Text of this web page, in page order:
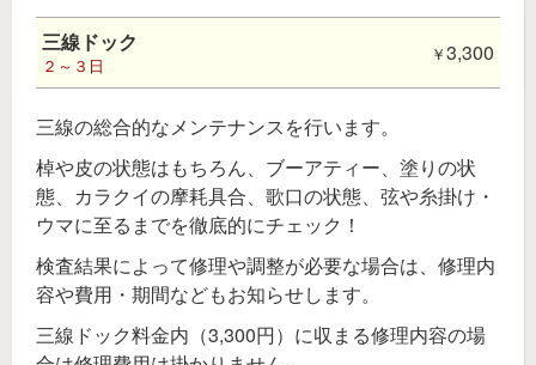
三線ドック
２～３日 3,300
三線の総合的なメンテナンスを行います。
棹や皮の状態はもちろん、ブーアティー、塗りの状
態、カラクイの摩耗具合、歌口の状態、弦や糸掛け・
ウマに至るまでを徹底的にチェック！
検査結果によって修理や調整が必要な場合は、修理内
容や費用・期間などもお知らせします。
三線ドック料金内（3,300円）に収まる修理内容の場